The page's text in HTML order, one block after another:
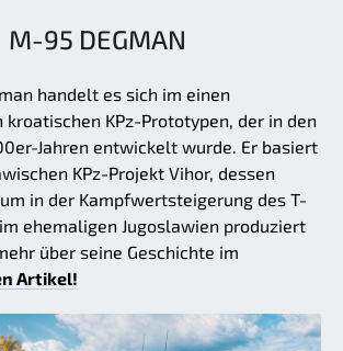
M-95 DEGMAN
handelt es sich im einen
KPz-Prototypen, der in den
Jahren entwickelt wurde. Er basiert
KPz-Projekt Vihor, dessen
in der Kampfwertsteigerung des T-
ehemaligen Jugoslawien produziert
über seine Geschichte im
Artikel!